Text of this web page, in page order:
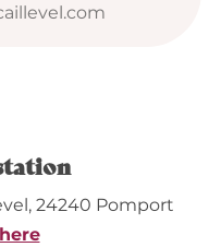
24240 Pomport